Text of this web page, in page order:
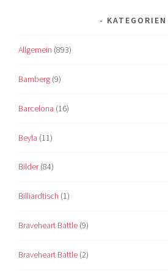
KATEGORIEN
Allgemein (893)
Bamberg (9)
Barcelona (16)
Beyla (11)
Bilder(84)
Billiardtisch (1)
Braveheart Battle (9)
Braveheart Battle (2)